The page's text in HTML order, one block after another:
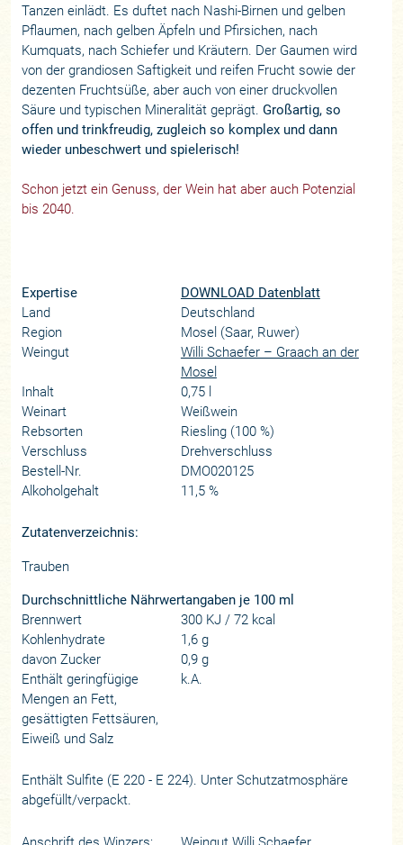
Tanzen einlädt. Es duftet nach Nashi-Birnen und gelben
Pflaumen, nach gelben Äpfeln und Pfirsichen, nach
Kumquats, nach Schiefer und Kräutern. Der Gaumen wird
von der grandiosen Saftigkeit und reifen Frucht sowie der
dezenten Fruchtsüße, aber auch von einer druckvollen
Säure und typischen Mineralität geprägt.Großartig, so
offen und trinkfreudig, zugleich so komplex und dann
wieder unbeschwert und spielerisch!
Schon jetzt ein Genuss, der Wein hat aber auch Potenzial
bis 2040.
Expertise
DOWNLOAD Datenblatt
Land
Deutschland
Region
Mosel (Saar, Ruwer)
Weingut
Willi Schaefer – Graach an der
Mosel
Inhalt
0,75 l
Weinart
Weißwein
Rebsorten
Riesling (100 %)
Verschluss
Drehverschluss
Bestell-Nr.
DMO020125
Alkoholgehalt
11,5 %
Zutatenverzeichnis:
Trauben
Durchschnittliche Nährwertangaben je 100 ml
Brennwert
300 KJ / 72 kcal
Kohlenhydrate
1,6 g
davon Zucker
0,9 g
Enthält geringfügige
Mengen an Fett,
gesättigten Fettsäuren,
Eiweiß und Salz
k.A.
Enthält Sulfite (E 220 - E 224). Unter Schutzatmosphäre
abgefüllt/verpackt.